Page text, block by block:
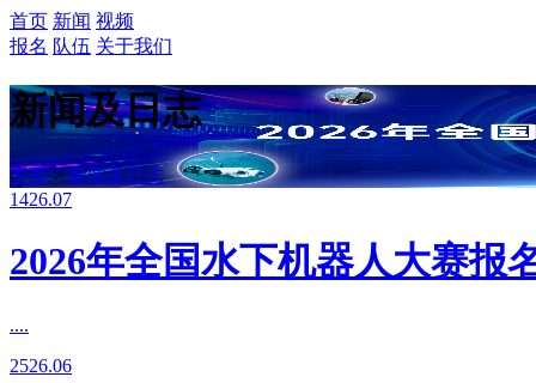
首页 新闻 视频
报名 队伍 关于我们
新闻及日志
主页>新闻及日志
1426.07
2026年全国水下机器人大赛报
....
2526.06